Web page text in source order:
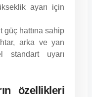
ayarı için
güç hattına sahip
arka ve yan
standart uyarı
özellikleri